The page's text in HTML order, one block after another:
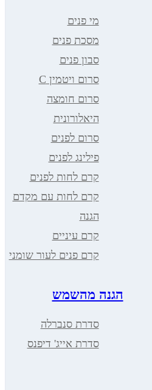
מי פנים
מסכת פנים
סבון פנים
סרום ויטמין C
סרום חומצה
היאלורונית
סרום לפנים
פילינג לפנים
קרם לחות לפנים
קרם לחות עם מקדם
הגנה
קרם עיניים
קרם פנים לעור שומני
הגנה מהשמש
סדרת סנברלה
סדרת אייג' דיפנס